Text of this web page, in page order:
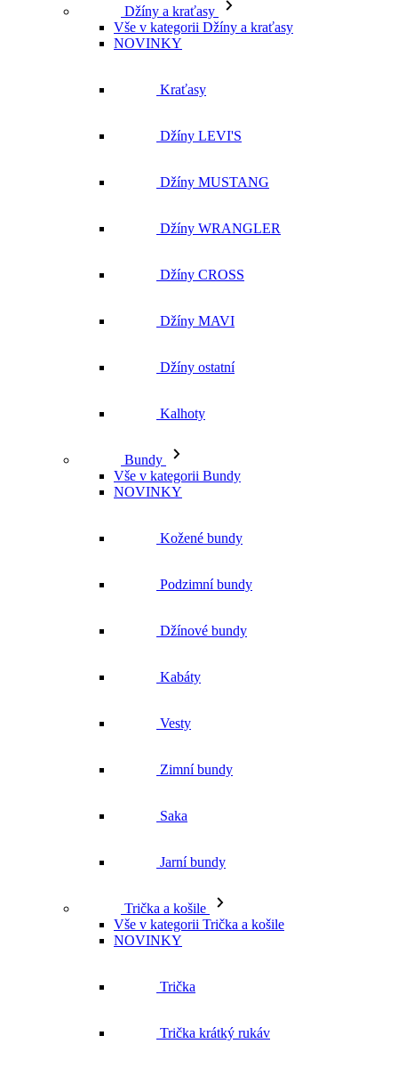
Džíny a kraťasy
Vše v kategorii Džíny a kraťasy
NOVINKY
Kraťasy
Džíny LEVI'S
Džíny MUSTANG
Džíny WRANGLER
Džíny CROSS
Džíny MAVI
Džíny ostatní
Kalhoty
Bundy
Vše v kategorii Bundy
NOVINKY
Kožené bundy
Podzimní bundy
Džínové bundy
Kabáty
Vesty
Zimní bundy
Saka
Jarní bundy
Trička a košile
Vše v kategorii Trička a košile
NOVINKY
Trička
Trička krátký rukáv